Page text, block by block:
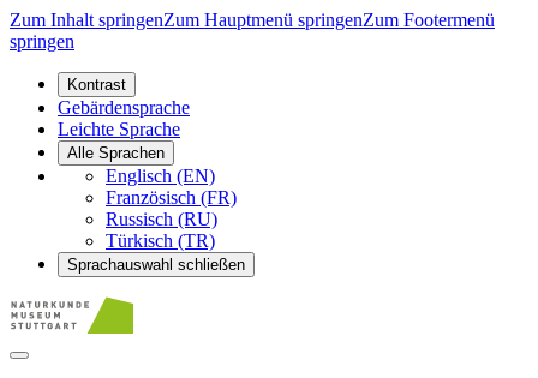
Zum Inhalt springenZum Hauptmenü springenZum Footermenü
springen
Kontrast
Gebärdensprache
Leichte Sprache
Alle Sprachen
Englisch (EN)
Französisch (FR)
Russisch (RU)
Türkisch (TR)
Sprachauswahl schließen